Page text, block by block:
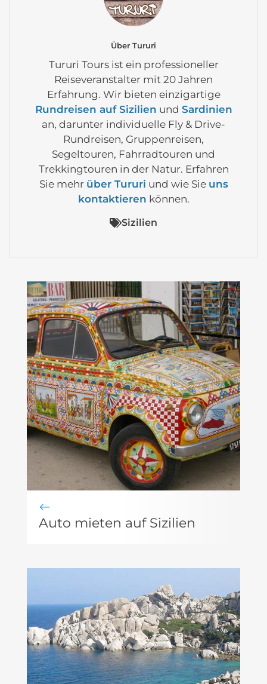
Über Tururi
Tururi Tours ist ein professioneller
Reiseveranstalter mit 20 Jahren
Erfahrung. Wir bieten einzigartige
Rundreisen auf Sizilien und Sardinien
an, darunter individuelle Fly & Drive-
Rundreisen, Gruppenreisen,
Segeltouren, Fahrradtouren und
Trekkingtouren in der Natur. Erfahren
Sie mehr über Tururi und wie Sie uns
kontaktieren können.
Sizilien
Auto mieten auf Sizilien